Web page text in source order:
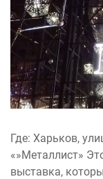
Где: Харьков,
«»Металлист»
выставка,